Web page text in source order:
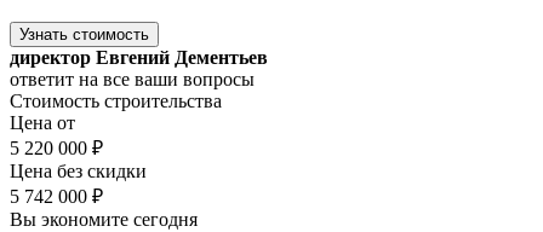
Узнать стоимость
директор Евгений Дементьев
ответит на все ваши вопросы
Стоимость строительства
Цена от
5 220 000 ₽
Цена без скидки
5 742 000 ₽
Вы экономите сегодня